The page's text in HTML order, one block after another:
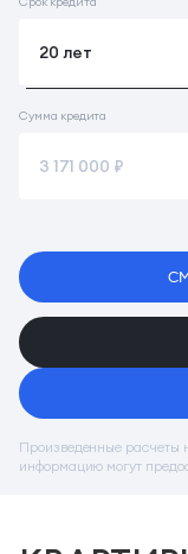
Сумма кредита
Произведенные расчеты
информацию могут